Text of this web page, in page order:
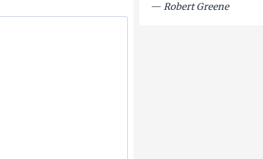
— Robert Greene